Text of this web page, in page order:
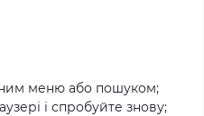
меню або пошуком;
і спробуйте знову;